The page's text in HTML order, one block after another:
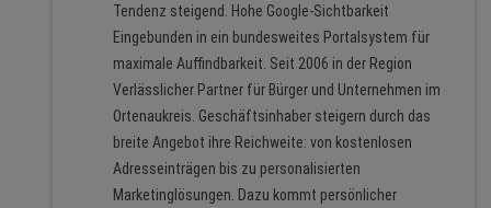
Tendenz steigend. Hohe Google-Sichtbarkeit
Eingebunden in ein bundesweites Portalsystem für
maximale Auffindbarkeit. Seit 2006 in der Region
Verlässlicher Partner für Bürger und Unternehmen im
Ortenaukreis. Geschäftsinhaber steigern durch das
breite Angebot ihre Reichweite: von kostenlosen
Adresseinträgen bis zu personalisierten
Marketinglösungen. Dazu kommt persönlicher